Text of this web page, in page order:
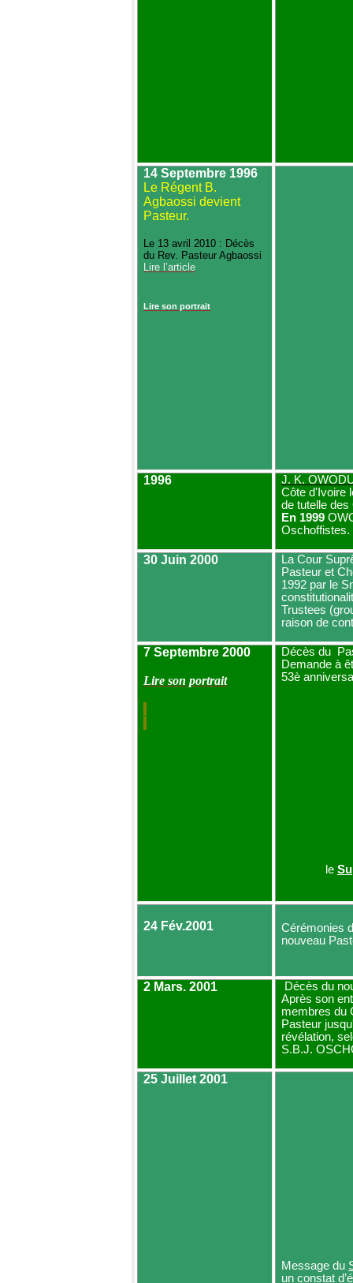
14 Septembre 1996
Le Régent B.
Agbaossi devient
Pasteur.
Le 13 avril 2010 : Décès
du Rev. PasteurAgbaossi
Lire l’article
Lire son portrait
1996
J. K.
Côte d'Ivoire
de tutelle des
En 1999
Oschoffistes.
30 Juin 2000
La Cour
Pasteur et
1992 par le
Trustees
raison de
7 Septembre 2000
Lire son portrait
Décès du
Demande à
53è
le
24 Fév.2001
Cérémonies
nouveau
2 Mars. 2001
Décès du
Après son
membres du
Pasteur
révélation,
S.B.J.
25 Juillet 2001
Message du
un constat